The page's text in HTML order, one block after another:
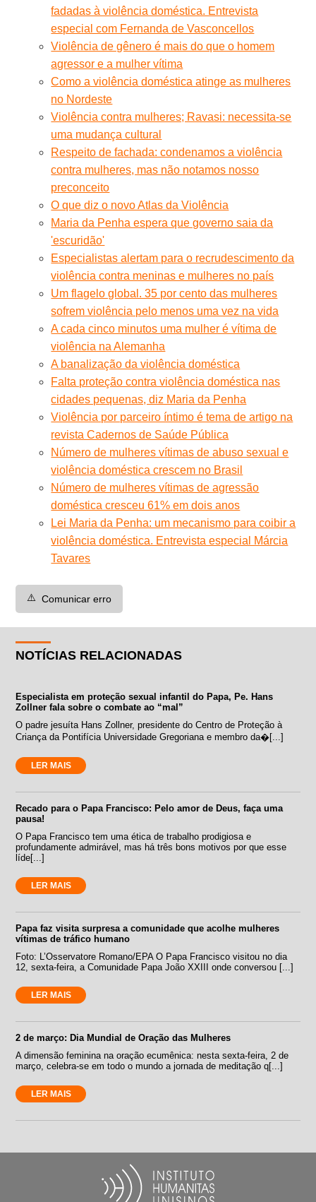
fadadas à violência doméstica. Entrevista
especial com Fernanda de Vasconcellos
Violência de gênero é mais do que o homem
agressor e a mulher vítima
Como a violência doméstica atinge as mulheres
no Nordeste
Violência contra mulheres; Ravasi: necessita-se
uma mudança cultural
Respeito de fachada: condenamos a violência
contra mulheres, mas não notamos nosso
preconceito
O que diz o novo Atlas da Violência
Maria da Penha espera que governo saia da
'escuridão'
Especialistas alertam para o recrudescimento da
violência contra meninas e mulheres no país
Um flagelo global. 35 por cento das mulheres
sofrem violência pelo menos uma vez na vida
A cada cinco minutos uma mulher é vítima de
violência na Alemanha
A banalização da violência doméstica
Falta proteção contra violência doméstica nas
cidades pequenas, diz Maria da Penha
Violência por parceiro íntimo é tema de artigo na
revista Cadernos de Saúde Pública
Número de mulheres vítimas de abuso sexual e
violência doméstica crescem no Brasil
Número de mulheres vítimas de agressão
doméstica cresceu 61% em dois anos
Lei Maria da Penha: um mecanismo para coibir a
violência doméstica. Entrevista especial Márcia
Tavares
⚠️ Comunicar erro
NOTÍCIAS RELACIONADAS
Especialista em proteção sexual infantil do Papa, Pe. Hans
Zollner fala sobre o combate ao “mal”
O padre jesuíta Hans Zollner, presidente do Centro de Proteção à
Criança da Pontifícia Universidade Gregoriana e membro da�[...]
LER MAIS
Recado para o Papa Francisco: Pelo amor de Deus, faça uma
pausa!
O Papa Francisco tem uma ética de trabalho prodigiosa e
profundamente admirável, mas há três bons motivos por que esse
líde[...]
LER MAIS
Papa faz visita surpresa a comunidade que acolhe mulheres
vítimas de tráfico humano
Foto: L’Osservatore Romano/EPA O Papa Francisco visitou no dia
12, sexta-feira, a Comunidade Papa João XXIII onde conversou [...]
LER MAIS
2 de março: Dia Mundial de Oração das Mulheres
A dimensão feminina na oração ecumênica: nesta sexta-feira, 2 de
março, celebra-se em todo o mundo a jornada de meditação q[...]
LER MAIS